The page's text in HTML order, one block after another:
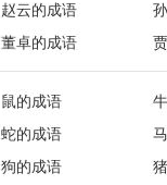
赵云的成语
董卓的成语
鼠的成语
蛇的成语
狗的成语